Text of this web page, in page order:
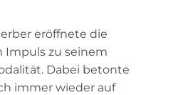
eröffnete die
Impuls zu seinem
Dabei betonte
immer wieder auf